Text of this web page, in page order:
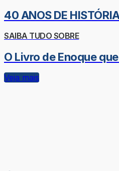
40 ANOS DE
SAIBA TUDO SOBRE
O Livro de Enoque
Veja mais